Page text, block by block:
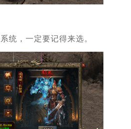
统，一定要记得来选。